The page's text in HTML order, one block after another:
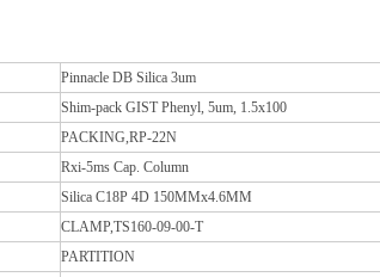
Pinnacle DB Silica 3um
Shim-pack GIST Phenyl, 5um, 1.5x100
PACKING,RP-22N
Rxi-5ms Cap. Column
Silica C18P 4D 150MMx4.6MM
CLAMP,TS160-09-00-T
PARTITION